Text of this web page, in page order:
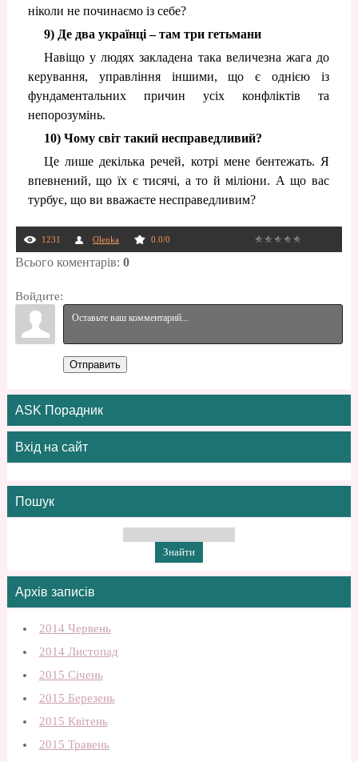
ніколи не починаємо із себе?
9) Де два українці – там три гетьмани
Навіщо у людях закладена така величезна жага до
керування, управління іншими, що є однією із
фундаментальних причин усіх конфліктів та
непорозумінь.
10) Чому світ такий несправедливий?
Це лише декілька речей, котрі мене бентежать. Я
впевнений, що їх є тисячі, а то й міліони. А що вас
турбує, що ви вважаєте несправедливим?
1231 Olenka 0.0/0
Всього коментарів: 0
Войдите:
Отправить
ASK Порадник
Вхід на сайт
Пошук
Архів записів
2014 Червень
2014 Листопад
2015 Січень
2015 Березень
2015 Квітень
2015 Травень